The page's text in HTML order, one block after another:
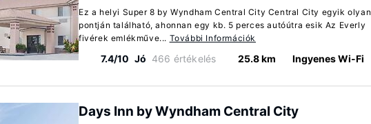
Ez a helyi Super 8 by Wyndham Central City Central City egyik olyan
pontján található, ahonnan egy kb. 5 perces autóútra esik Az Everly
fivérek emlékműve... További Információk
7.4/10 Jó 466 értékelés 25.8 km Ingyenes Wi-Fi
Days Inn by Wyndham Central City